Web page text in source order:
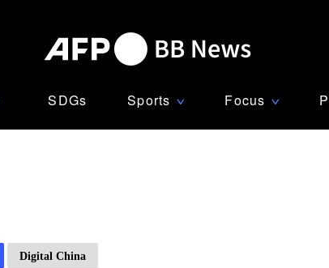
SDGs Sports ∨ Focus ∨
Digital China